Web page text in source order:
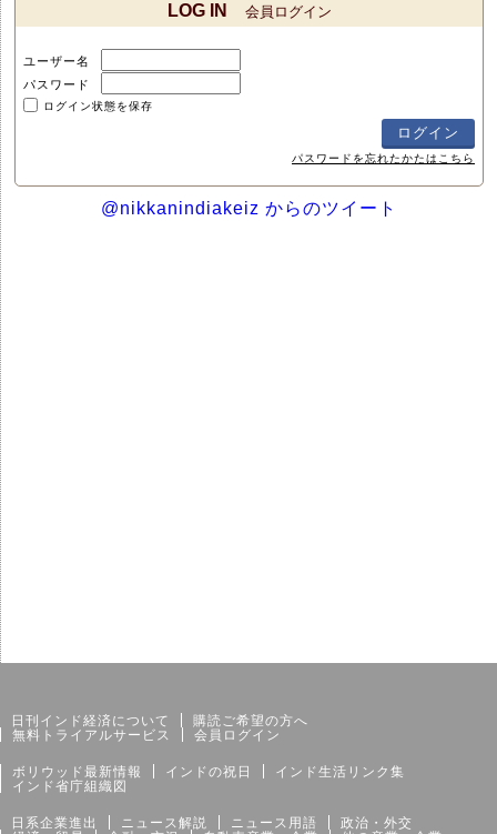
LOG IN 会員ログイン
ユーザー名
パスワード
ログイン状態を保存
パスワードを忘れたかたはこちら
@nikkanindiakeiz からのツイート
日刊インド経済について
購読ご希望の方へ
無料トライアルサービス
会員ログイン
ボリウッド最新情報 インドの祝日
インド生活リンク集
インド省庁組織図
日系企業進出 ニュース解説 ニュース用語
政治・外交